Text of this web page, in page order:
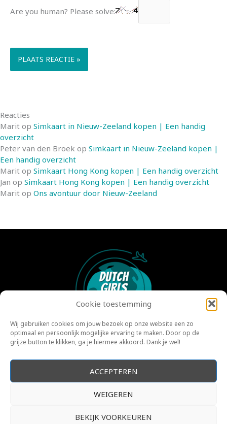
Cookie toestemming
Wij gebruiken cookies om jouw bezoek op onze website een zo
optimaal en persoonlijk mogelijke ervaring te maken. Door op de
grijze button te klikken, ga je hiermee akkoord. Dank je wel!
ACCEPTEREN
WEIGEREN
BEKIJK VOORKEUREN
Are you human? Please solve:
Reacties
Marit op Simkaart in Nieuw-Zeeland kopen | Een handig
overzicht
Peter van den Broek op Simkaart in Nieuw-Zeeland kopen |
Een handig overzicht
Marit op Simkaart Hong Kong kopen | Een handig overzicht
Jan op Simkaart Hong Kong kopen | Een handig overzicht
Marit op Ons avontuur door Nieuw-Zeeland
©2022 | Dutch Girls Travel | Lisanne en Marit